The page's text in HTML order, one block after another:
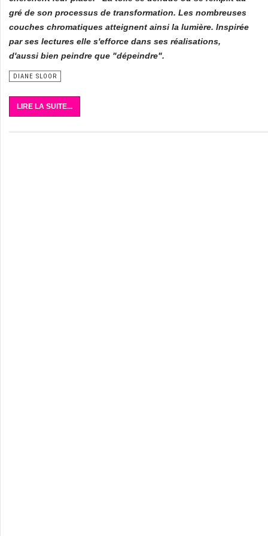
gré de son processus de transformation. Les nombreuses
couches chromatiques atteignent ainsi la lumière. Inspirée
par ses lectures elle s'efforce dans ses réalisations,
d'aussi bien peindre que "dépeindre".
DIANE SLOOR
LIRE LA SUITE...